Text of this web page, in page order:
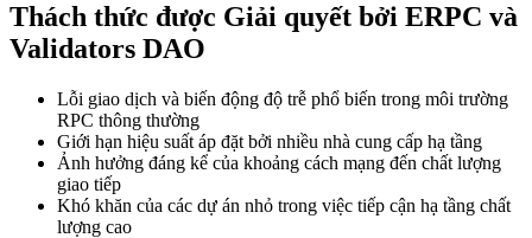
Thách thức được Giải quyết bởi ERPC và
Validators DAO
Lỗi giao dịch và biến động độ trễ phổ biến trong môi trường
RPC thông thường
Giới hạn hiệu suất áp đặt bởi nhiều nhà cung cấp hạ tầng
Ảnh hưởng đáng kể của khoảng cách mạng đến chất lượng
giao tiếp
Khó khăn của các dự án nhỏ trong việc tiếp cận hạ tầng chất
lượng cao